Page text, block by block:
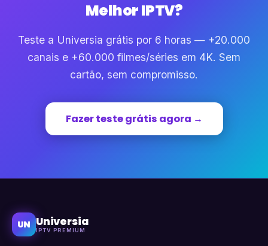
Melhor IPTV?
Teste a Universia grátis por 6 horas — +20.000
canais e +60.000 filmes/séries em 4K. Sem
cartão, sem compromisso.
Fazer teste grátis agora →
UN Universia
IPTV PREMIUM